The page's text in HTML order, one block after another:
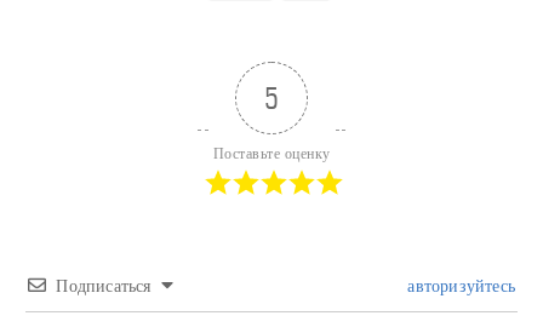
5
Поставьте оценку
Подписаться авторизуйтесь